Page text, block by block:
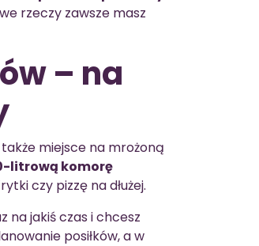
rzeczy zawsze masz
– na
miejsce na mrożoną
litrową komorę
czy pizzę na dłużej.
na jakiś czas i chcesz
posiłków, a w